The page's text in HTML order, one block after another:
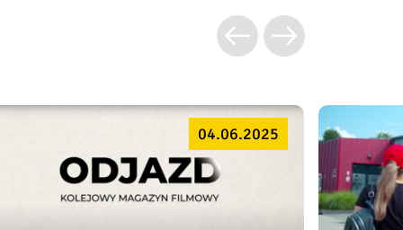
04.06.2025